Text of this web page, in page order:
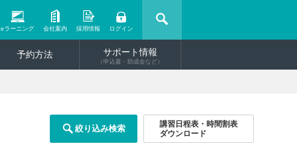
eラーニング 会社案内 採用情報 ログイン
予約方法 サポート情報
（申込書・助成金など）
絞り込み検索
講習日程表・時間割表
ダウンロード